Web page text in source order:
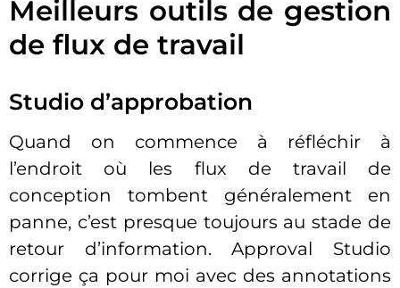
Meilleurs outils de gestion
de flux de travail
Studio d’approbation
Quand on commence à réfléchir à
l’endroit où les flux de travail de
conception tombent généralement en
panne, c’est presque toujours au stade de
retour d’information. Approval Studio
corrige ça pour moi avec des annotations